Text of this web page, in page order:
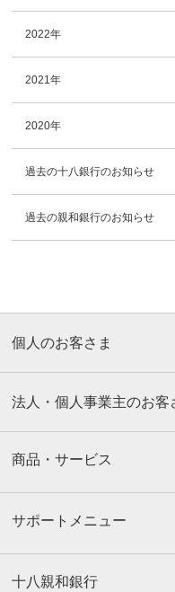
2022年
2021年
2020年
過去の十八銀行のお知らせ
過去の親和銀行のお知らせ
個人のお客さま
法人・個人事業主のお客
商品・サービス
サポートメニュー
十八親和銀行